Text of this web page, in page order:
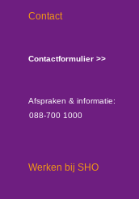
Contact
Contactformulier >>
Afspraken & informatie:
088-700 1000
Werken bij SHO